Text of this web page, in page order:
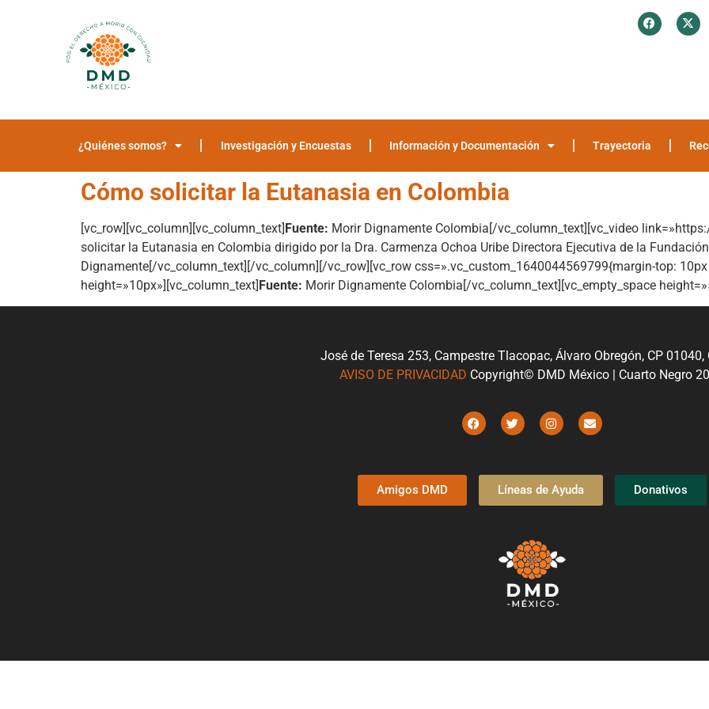
¿Quiénes somos? Investigación y Encuestas Información y Documentación Trayectoria
Cómo solicitar la Eutanasia en Colombia
[vc_row][vc_column][vc_column_text]Fuente: Morir Dignamente Colombia[/vc_column_text][vc_video
solicitar la Eutanasia en Colombia dirigido por la Dra. Carmenza Ochoa Uribe Directora Ejecutiva de la
Dignamente[/vc_column_text][/vc_column][/vc_row][vc_row css=».vc_custom_1640044569799{margin-top:
height=»10px»][vc_column_text]Fuente: Morir Dignamente Colombia[/vc_column_text][vc_empty_space
José de Teresa 253, Campestre Tlacopac, Álvaro Obregón, CP 01040,
AVISO DE PRIVACIDAD Copyright© DMD México | Cuarto Negro
Amigos DMD Líneas de Ayuda Donativos